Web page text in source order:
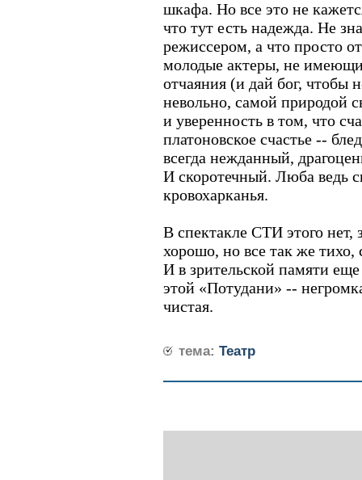
шкафа. Но все это не
что тут есть надежда. Не
режиссером, а что просто
молодые актеры, не
отчаяния (и дай бог, чтобы
невольно, самой природой
и уверенность в том, что
платоновское счастье --
всегда нежданный,
И скоротечный. Люба ведь
кровохарканья.
В спектакле СТИ этого нет,
хорошо, но все так же тихо,
И в зрительской памяти
этой «Потудани» --
чистая.
тема: Театр